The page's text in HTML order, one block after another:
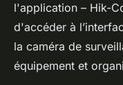
l'application – Hik-
d'accéder à
la caméra de
équipement et